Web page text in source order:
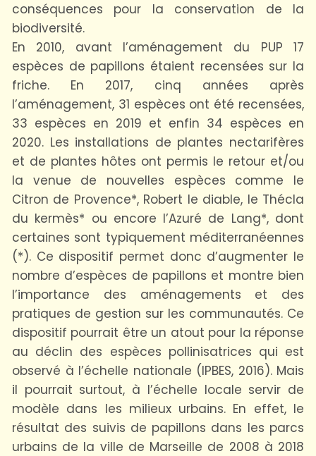
conséquences pour la conservation de la
biodiversité.
En 2010, avant l’aménagement du PUP 17
espèces de papillons étaient recensées sur la
friche. En 2017, cinq années après
l’aménagement, 31 espèces ont été recensées,
33 espèces en 2019 et enfin 34 espèces en
2020. Les installations de plantes nectarifères
et de plantes hôtes ont permis le retour et/ou
la venue de nouvelles espèces comme le
Citron de Provence*, Robert le diable, le Thécla
du kermès* ou encore l’Azuré de Lang*, dont
certaines sont typiquement méditerranéennes
(*). Ce dispositif permet donc d’augmenter le
nombre d’espèces de papillons et montre bien
l’importance des aménagements et des
pratiques de gestion sur les communautés. Ce
dispositif pourrait être un atout pour la réponse
au déclin des espèces pollinisatrices qui est
observé à l’échelle nationale (IPBES, 2016). Mais
il pourrait surtout, à l’échelle locale servir de
modèle dans les milieux urbains. En effet, le
résultat des suivis de papillons dans les parcs
urbains de la ville de Marseille de 2008 à 2018